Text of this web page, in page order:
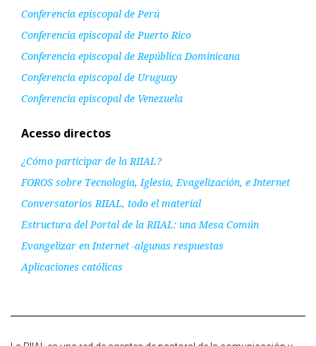
Conferencia episcopal de Perú
Conferencia episcopal de Puerto Rico
Conferencia episcopal de República Dominicana
Conferencia episcopal de Uruguay
Conferencia episcopal de Venezuela
Acesso directos
¿Cómo participar de la RIIAL?
FOROS sobre Tecnología, Iglesia, Evagelización, e Internet
Conversatorios RIIAL, todo el material
Estructura del Portal de la RIIAL: una Mesa Común
Evangelizar en Internet -algunas respuestas
Aplicaciones católicas